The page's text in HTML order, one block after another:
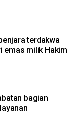
terdakwa
emas milik Hakim
bagian